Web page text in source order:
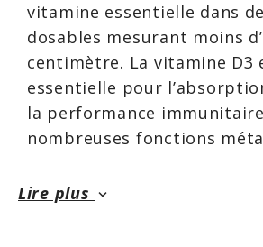
vitamine essentielle dans
dosables mesurant moins
centimètre. La vitamine D3
essentielle pour
la performance
nombreuses fonctions
Les gélules de Vitamine D3
Lire plus keyboard_arrow_down